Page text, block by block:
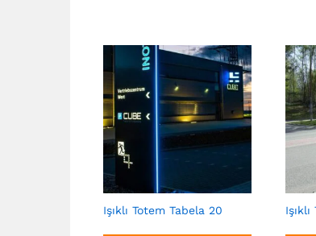
Işıklı Totem Tabela 20